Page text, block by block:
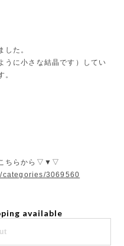
した。
うに小さな結晶です）してい
。
ちらから▽▼▽
categories/3069560
available